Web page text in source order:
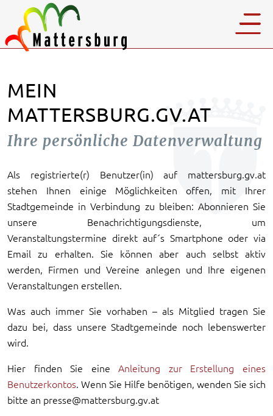
MEIN
MATTERSBURG.GV.AT
Ihre persönliche Datenverwaltung
Als registrierte(r) Benutzer(in) auf mattersburg.gv.at
stehen Ihnen einige Möglichkeiten offen, mit Ihrer
Stadtgemeinde in Verbindung zu bleiben: Abonnieren Sie
unsere Benachrichtigungsdienste, um
Veranstaltungstermine direkt auf´s Smartphone oder via
Email zu erhalten. Sie können aber auch selbst aktiv
werden, Firmen und Vereine anlegen und Ihre eigenen
Veranstaltungen erstellen.
Was auch immer Sie vorhaben – als Mitglied tragen Sie
dazu bei, dass unsere Stadtgemeinde noch lebenswerter
wird.
Hier finden Sie eineAnleitung zur Erstellung eines
Benutzerkontos. Wenn Sie Hilfe benötigen, wenden Sie sich
bitte an presse@mattersburg.gv.at